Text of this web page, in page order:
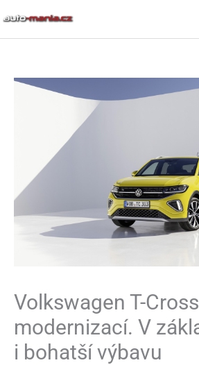
Volkswagen T-
modernizací. V
i bohatší výbavu